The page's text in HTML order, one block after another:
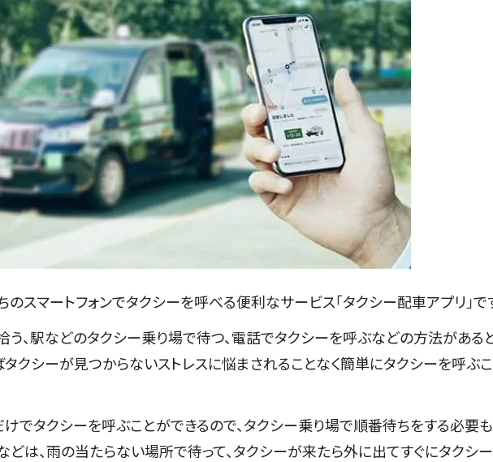
スマートフォンでタクシーを呼べる便利なサービス「タクシー配車アプリ」で
う、駅などのタクシー乗り場で待つ、電話でタクシーを呼ぶなどの方法がある
タクシーが見つからないストレスに悩まされることなく簡単にタクシーを呼ぶ
でタクシーを呼ぶことができるので、タクシー乗り場で順番待ちをする必要
どは、雨の当たらない場所で待って、タクシーが来たら外に出てすぐにタクシ